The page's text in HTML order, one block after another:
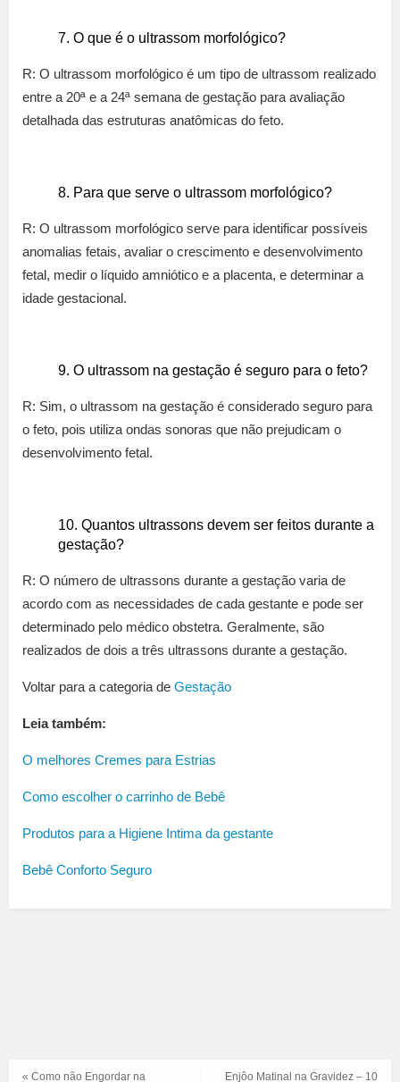
O que é o ultrassom morfológico?
R: O ultrassom morfológico é um tipo de ultrassom realizado
entre a 20ª e a 24ª semana de gestação para avaliação
detalhada das estruturas anatômicas do feto.
Para que serve o ultrassom morfológico?
R: O ultrassom morfológico serve para identificar possíveis
anomalias fetais, avaliar o crescimento e desenvolvimento
fetal, medir o líquido amniótico e a placenta, e determinar a
idade gestacional.
O ultrassom na gestação é seguro para o feto?
R: Sim, o ultrassom na gestação é considerado seguro para
o feto, pois utiliza ondas sonoras que não prejudicam o
desenvolvimento fetal.
Quantos ultrassons devem ser feitos durante a
gestação?
R: O número de ultrassons durante a gestação varia de
acordo com as necessidades de cada gestante e pode ser
determinado pelo médico obstetra. Geralmente, são
realizados de dois a três ultrassons durante a gestação.
Voltar para a categoria de Gestação
Leia também:
O melhores Cremes para Estrias
Como escolher o carrinho de Bebê
Produtos para a Higiene Intima da gestante
Bebê Conforto Seguro
Enjôo Matinal na Gravidez – 10
« Como não Engordar na